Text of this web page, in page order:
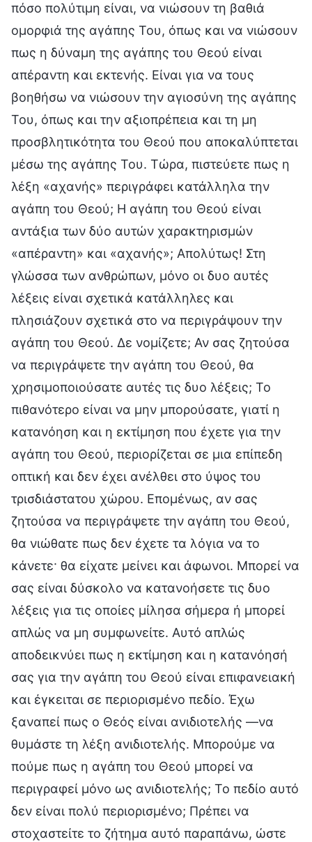
πόσο πολύτιμη είναι, να νιώσουν τη βαθιά
ομορφιά της αγάπης Του, όπως και να νιώσουν
πως η δύναμη της αγάπης του Θεού είναι
απέραντη και εκτενής. Είναι για να τους
βοηθήσω να νιώσουν την αγιοσύνη της αγάπης
Του, όπως και την αξιοπρέπεια και τη μη
προσβλητικότητα του Θεού που αποκαλύπτεται
μέσω της αγάπης Του. Τώρα, πιστεύετε πως η
λέξη «αχανής» περιγράφει κατάλληλα την
αγάπη του Θεού; Η αγάπη του Θεού είναι
αντάξια των δύο αυτών χαρακτηρισμών
«απέραντη» και «αχανής»; Απολύτως! Στη
γλώσσα των ανθρώπων, μόνο οι δυο αυτές
λέξεις είναι σχετικά κατάλληλες και
πλησιάζουν σχετικά στο να περιγράψουν την
αγάπη του Θεού. Δε νομίζετε; Αν σας ζητούσα
να περιγράψετε την αγάπη του Θεού, θα
χρησιμοποιούσατε αυτές τις δυο λέξεις; Το
πιθανότερο είναι να μην μπορούσατε, γιατί η
κατανόηση και η εκτίμηση που έχετε για την
αγάπη του Θεού, περιορίζεται σε μια επίπεδη
οπτική και δεν έχει ανέλθει στο ύψος του
τρισδιάστατου χώρου. Επομένως, αν σας
ζητούσα να περιγράψετε την αγάπη του Θεού,
θα νιώθατε πως δεν έχετε τα λόγια να το
κάνετε· θα είχατε μείνει και άφωνοι. Μπορεί να
σας είναι δύσκολο να κατανοήσετε τις δυο
λέξεις για τις οποίες μίλησα σήμερα ή μπορεί
απλώς να μη συμφωνείτε. Αυτό απλώς
αποδεικνύει πως η εκτίμηση και η κατανόησή
σας για την αγάπη του Θεού είναι επιφανειακή
και έγκειται σε περιορισμένο πεδίο. Έχω
ξαναπεί πως ο Θεός είναι ανιδιοτελής —να
θυμάστε τη λέξη ανιδιοτελής. Μπορούμε να
πούμε πως η αγάπη του Θεού μπορεί να
περιγραφεί μόνο ως ανιδιοτελής; Το πεδίο αυτό
δεν είναι πολύ περιορισμένο; Πρέπει να
στοχαστείτε το ζήτημα αυτό παραπάνω, ώστε